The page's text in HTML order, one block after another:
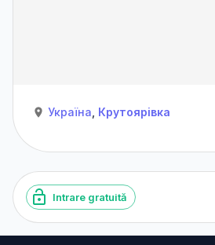
Україна Крутоярівка
Intrare gratuită